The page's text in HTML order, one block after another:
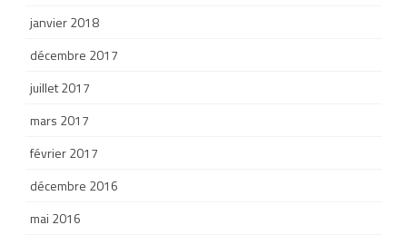
janvier 2018
décembre 2017
juillet 2017
mars 2017
février 2017
décembre 2016
mai 2016